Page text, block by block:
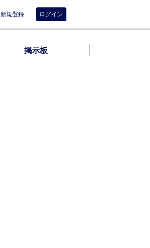
新規登録 ログイン
掲示板